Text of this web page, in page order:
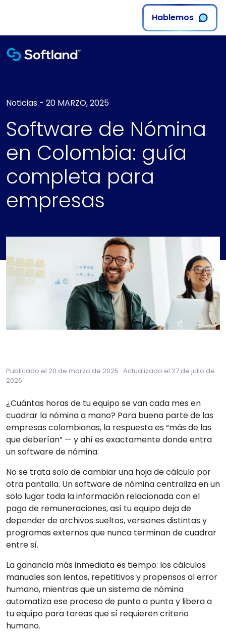
Hablemos
Noticias - 20 MARZO, 2025
Software de Nómina
en Colombia: guía
completa para
empresas
Publicado el 20 de marzo de 2025 · Actualizado el 27 de julio de
2026
¿Cuántas horas de tu equipo se van cada mes en
cuadrar la nómina a mano? Para buena parte de las
empresas colombianas, la respuesta es “más de las
que deberían” — y ahí es exactamente donde entra
un software de nómina.
No se trata solo de cambiar una hoja de cálculo por
otra pantalla. Un software de nómina centraliza en un
solo lugar toda la información relacionada con el
pago de remuneraciones, así tu equipo deja de
depender de archivos sueltos, versiones distintas y
programas externos que nunca terminan de cuadrar
entre sí.
La ganancia más inmediata es tiempo: los cálculos
manuales son lentos, repetitivos y propensos al error
humano, mientras que un sistema de nómina
automatiza ese proceso de punta a punta y libera a
tu equipo para tareas que sí requieren criterio
humano.